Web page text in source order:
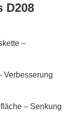
D208
–
Verbesserung
– Senkung